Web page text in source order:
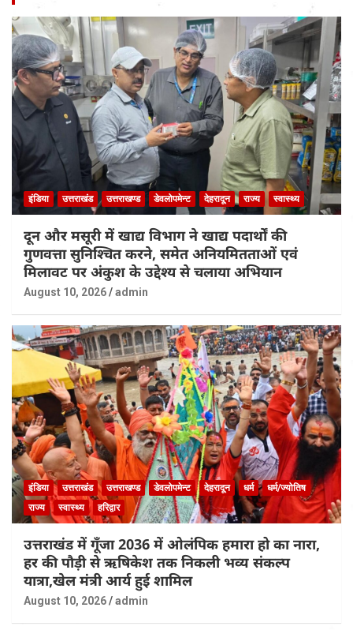
इंडिया उत्तराखंड उत्तराखण्ड डेवलोपमेन्ट देहरादून राज्य स्वास्थ्य
दून और मसूरी में खाद्य विभाग ने खाद्य पदार्थों की
गुणवत्ता सुनिश्चित करने, समेत अनियमितताओं एवं
मिलावट पर अंकुश के उद्देश्य से चलाया अभियान
August 10, 2026 admin
इंडिया उत्तराखंड उत्तराखण्ड डेवलोपमेन्ट देहरादून धर्म
धर्म/ज्योतिष
राज्य
स्वास्थ्य हरिद्वार
उत्तराखंड में गूँजा 2036 में ओलंपिक हमारा हो का नारा,
हर की पौड़ी से ऋषिकेश तक निकली भव्य संकल्प
यात्रा,खेल मंत्री आर्य हुई शामिल
August 10, 2026 admin